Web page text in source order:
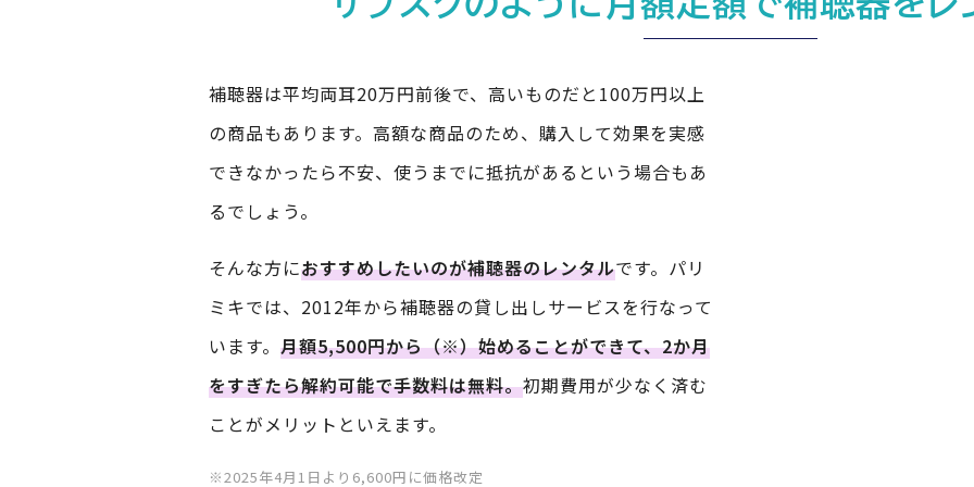
補聴器は平均両耳20万円前後で、高いものだと100万円以上
の商品もあります。高額な商品のため、購入して効果を実感
できなかったら不安、使うまでに抵抗があるという場合もあ
るでしょう。
そんな方におすすめしたいのが補聴器のレンタルです。パリ
ミキでは、2012年から補聴器の貸し出しサービスを行なって
います。 月額5,500円から（※）始めることができて、2か月
をすぎたら解約可能で手数料は無料。初期費用が少なく済む
ことがメリットといえます。
※2025年4月1日より6,600円に価格改定